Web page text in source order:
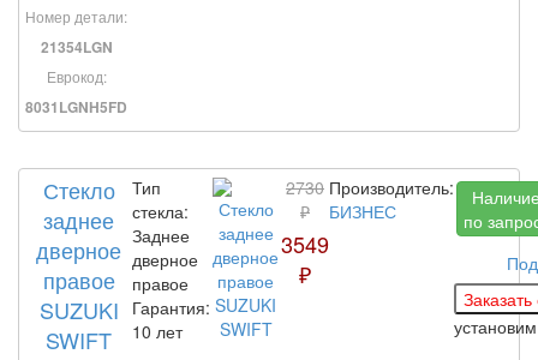
Номер детали:
21354LGN
Еврокод:
8031LGNH5FD
Стекло
заднее
дверное
правое
SUZUKI
SWIFT
Тип
стекла:
Заднее
дверное
правое
Гарантия:
10 лет
2730
₽
3549
₽
Производитель:
БИЗНЕС
по